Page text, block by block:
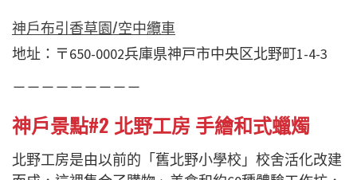
神戶布引香草園/空中纜車
地址：〒650-0002兵庫県神戸市中央区北野町1-4-3
－－－－－－－－－
神戶景點#2 北野工房 手繪和式蠟燭
北野工房是由以前的「舊北野小學校」校舍活化改建